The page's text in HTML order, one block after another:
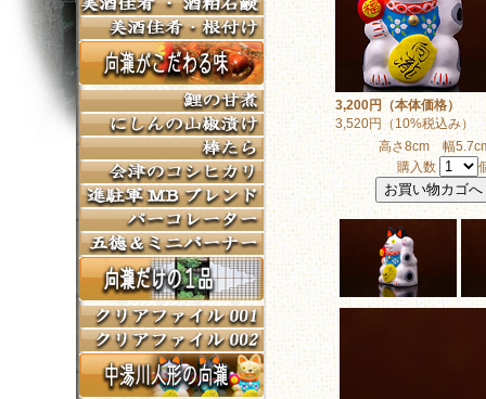
3,200円（本体価格）
3,520円（10%税込み）
高さ8cm 幅
購入数